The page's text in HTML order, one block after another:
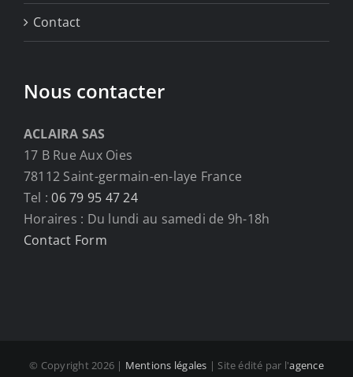
Contact
Nous contacter
ACLAIRA SAS
17 B Rue Aux Oies
78112 Saint-germain-en-laye France
Tel :06 79 95 47 24
Horaires : Du lundi au samedi de 9h-18h
Contact Form
© Copyright2026 | Mentions légales | Site édité par l'agence